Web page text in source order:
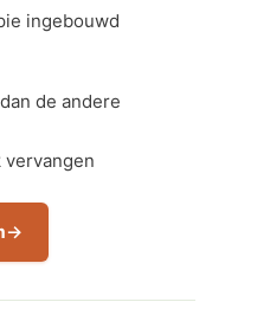
ingebouwd
de andere